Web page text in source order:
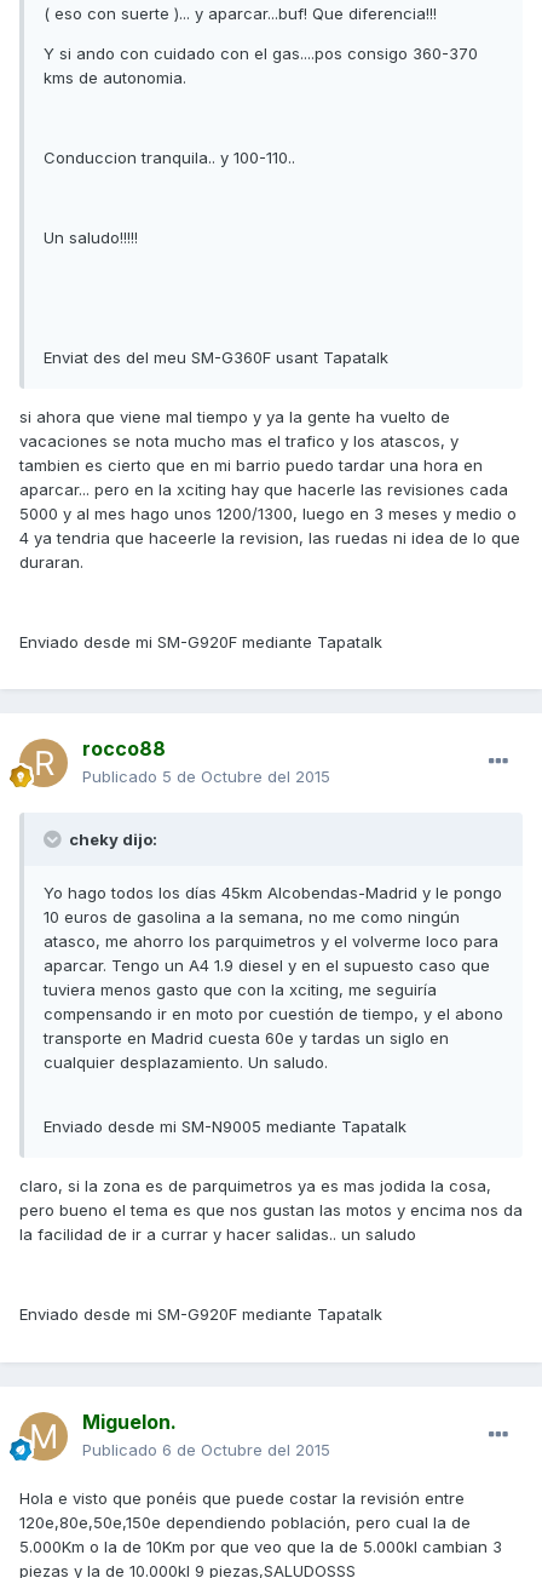
( eso con suerte )... y aparcar...buf! Que diferencia!!!
Y si ando con cuidado con el gas....pos consigo 360-370
kms de autonomia.
Conduccion tranquila.. y 100-110..
Un saludo!!!!!
Enviat des del meu SM-G360F usant Tapatalk
si ahora que viene mal tiempo y ya la gente ha vuelto de
vacaciones se nota mucho mas el trafico y los atascos, y
tambien es cierto que en mi barrio puedo tardar una hora en
aparcar... pero en la xciting hay que hacerle las revisiones cada
5000 y al mes hago unos 1200/1300, luego en 3 meses y medio o
4 ya tendria que haceerle la revision, las ruedas ni idea de lo que
duraran.
Enviado desde mi SM-G920F mediante Tapatalk
rocco88
Publicado 5 de Octubre del 2015
cheky dijo:
Yo hago todos los días 45km Alcobendas-Madrid y le pongo
10 euros de gasolina a la semana, no me como ningún
atasco, me ahorro los parquimetros y el volverme loco para
aparcar. Tengo un A4 1.9 diesel y en el supuesto caso que
tuviera menos gasto que con la xciting, me seguiría
compensando ir en moto por cuestión de tiempo, y el abono
transporte en Madrid cuesta 60e y tardas un siglo en
cualquier desplazamiento. Un saludo.
Enviado desde mi SM-N9005 mediante Tapatalk
claro, si la zona es de parquimetros ya es mas jodida la cosa,
pero bueno el tema es que nos gustan las motos y encima nos da
la facilidad de ir a currar y hacer salidas.. un saludo
Enviado desde mi SM-G920F mediante Tapatalk
Miguelon.
Publicado 6 de Octubre del 2015
Hola e visto que ponéis que puede costar la revisión entre
120e,80e,50e,150e dependiendo población, pero cual la de
5.000Km o la de 10Km por que veo que la de 5.000kl cambian 3
piezas y la de 10.000kl 9 piezas,SALUDOSSS